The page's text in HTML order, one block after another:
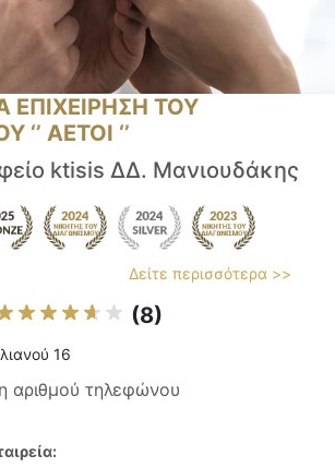
ΕΠΙΧΕΙΡΗΣΗ ΤΟΥ
‘’ ΑΕΤΟΙ ‘’
ktisis ΔΔ. Μανιουδάκης
Δείτε περισσότερα >>
(8)
16
αριθμού τηλεφώνου